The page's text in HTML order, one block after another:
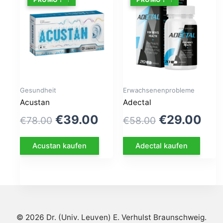
Gesundheit
Acustan
€78.00 Le
prix
initial
€39.00
prix
Acustan kaufen
Erwachsenenprobleme
Adectal
€58.00 Le
prix
initial
€29.00
Adectal kaufen
© 2026 Dr. (Univ. Leuven) E. Verhulst Braunschweig.